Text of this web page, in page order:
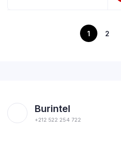
1 2
Burintel
+212 522 254 722